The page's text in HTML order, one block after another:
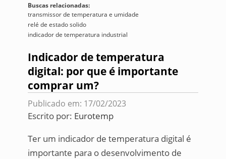
Buscas relacionadas:
transmissor de temperatura e umidade
relé de estado solido
indicador de temperatura industrial
Indicador de temperatura
digital: por que é importante
comprar um?
Publicado em: 17/02/2023
Escrito por: Eurotemp
Ter um indicador de temperatura digital é
importante para o desenvolvimento de